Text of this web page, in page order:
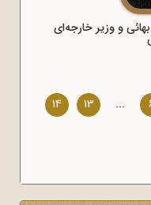
و وزیر خارجه‌ای
...
13
14